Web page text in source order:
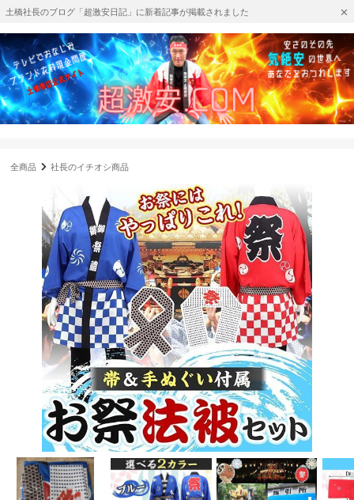
土橋社長のブログ「超激安日記」に新着記事が掲載されました
全商品 社長のイチオシ商品